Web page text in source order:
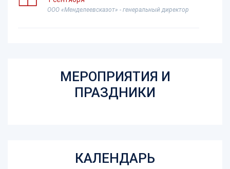
ООО «Менделеевсказот» - генеральный директор
директор
Маликов Рустем Абдулхаликович
МЕРОПРИЯТИЯ И
ПРАЗДНИКИ
КАЛЕНДАРЬ